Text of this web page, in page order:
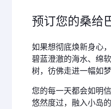
预订您的桑给
如果想彻底焕新身心
碧蓝澄澈的海水、绵
树，彷佛走进一幅如
您的每一天都会如明
悠然度过，融入小岛